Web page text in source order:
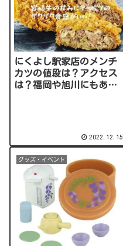
にくよし駅家店のメンチ
カツの値段は？アクセス
は？福岡や旭川にもあ
2022.12.15
グッズ・イベント